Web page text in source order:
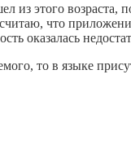
из этого возраста,
считаю, что
оказалась
то в языке